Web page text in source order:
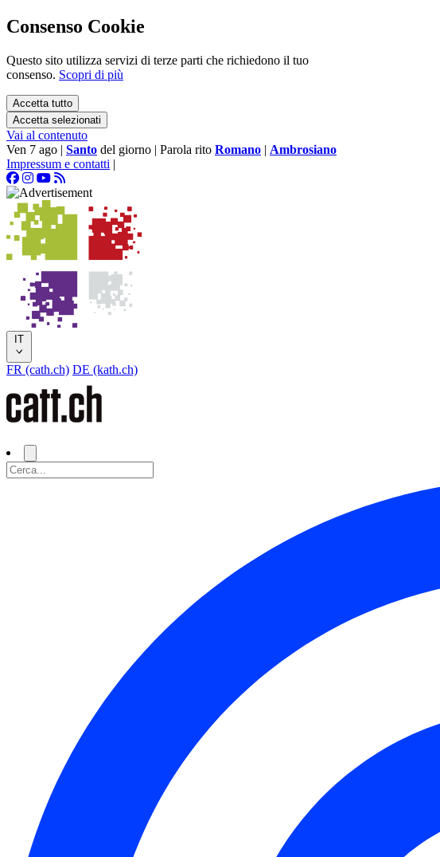
Consenso Cookie
Questo sito utilizza servizi di terze parti che richiedono il tuo
consenso. Scopri di più
Accetta tutto
Accetta selezionati
Vai al contenuto
Ven 7 ago | Santo del giorno | Parola rito Romano | Ambrosiano
Impressum e contatti |
IT
FR (cath.ch) DE (kath.ch)